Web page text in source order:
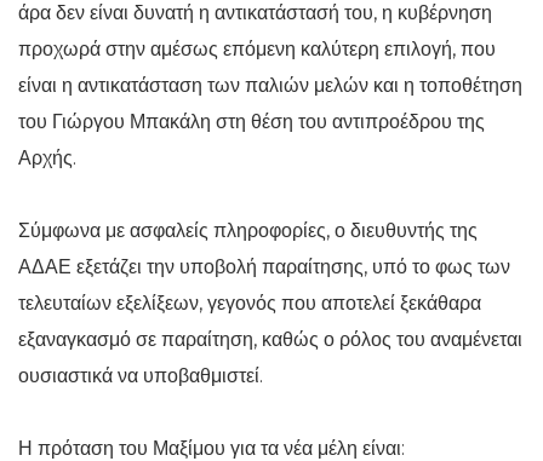
άρα δεν είναι δυνατή η αντικατάστασή του, η κυβέρνηση
προχωρά στην αμέσως επόμενη καλύτερη επιλογή, που
είναι η αντικατάσταση των παλιών μελών και η τοποθέτηση
του Γιώργου Μπακάλη στη θέση του αντιπροέδρου της
Αρχής.
Σύμφωνα με ασφαλείς πληροφορίες, ο διευθυντής της
ΑΔΑΕ εξετάζει την υποβολή παραίτησης, υπό το φως των
τελευταίων εξελίξεων, γεγονός που αποτελεί ξεκάθαρα
εξαναγκασμό σε παραίτηση, καθώς ο ρόλος του αναμένεται
ουσιαστικά να υποβαθμιστεί.
Η πρόταση του Μαξίμου για τα νέα μέλη είναι: